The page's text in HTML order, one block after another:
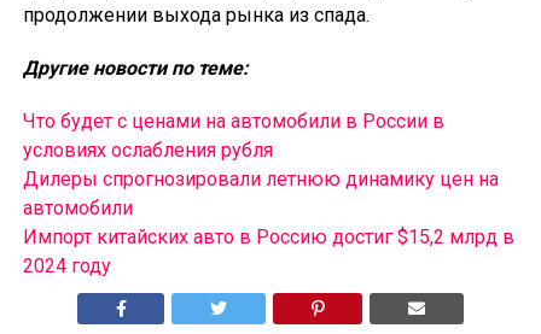
продолжении выхода рынка из спада.
Другие новости по теме:
Что будет с ценами на автомобили в России в
условиях ослабления рубля
Дилеры спрогнозировали летнюю динамику цен на
автомобили
Импорт китайских авто в Россию достиг $15,2 млрд в
2024 году